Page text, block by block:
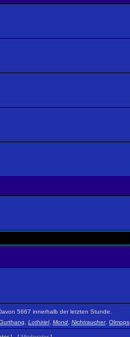
5667 innerhalb der letzten Stunde.
Lothiriel, Mond Nichtraucher, Olmops